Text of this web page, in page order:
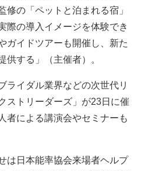
修の「ペットと泊まれる宿」
際の導入イメージを体験でき
ガイドツアーも開催し、新た
供する」（主催者）。
イダル業界などの次世代リ
ストリーダーズ」が23日に催
者による講演会やセミナーも
は日本能率協会来場者ヘルプ